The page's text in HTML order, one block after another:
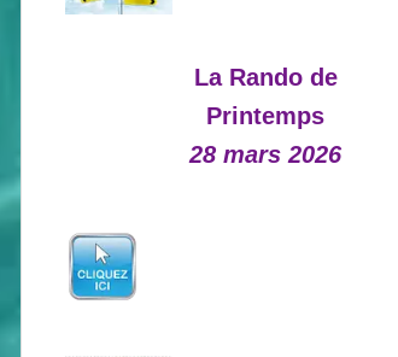
La Rando de
Printemps
28 mars 2026